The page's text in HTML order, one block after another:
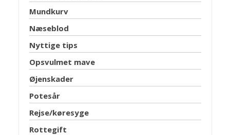
Mundkurv
Næseblod
Nyttige tips
Opsvulmet mave
Øjenskader
Potesår
Rejse/køresyge
Rottegift